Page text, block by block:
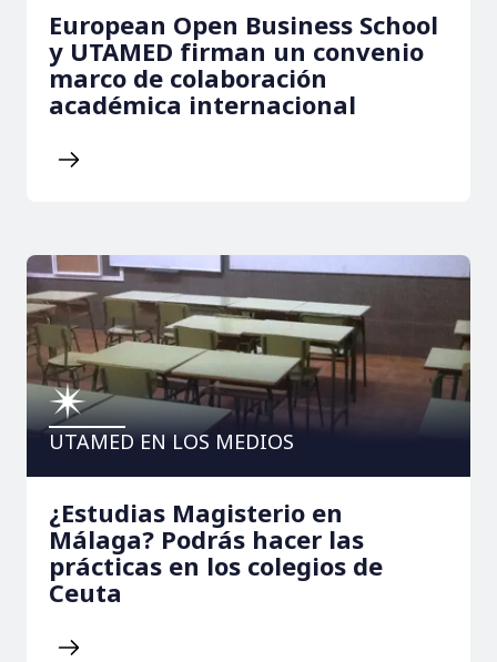
European Open Business School
y UTAMED firman un convenio
marco de colaboración
académica internacional
UTAMED EN LOS MEDIOS
¿Estudias Magisterio en
Málaga? Podrás hacer las
prácticas en los colegios de
Ceuta